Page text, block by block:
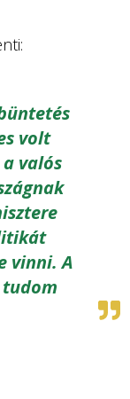
volt
valós
vinni. A